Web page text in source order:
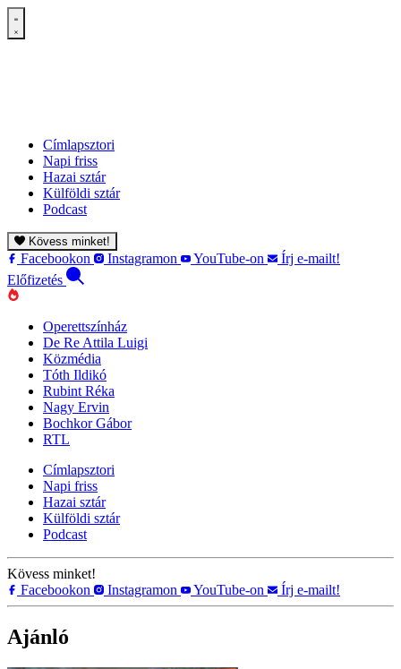
Címlapsztori
Napi friss
Hazai sztár
Külföldi sztár
Podcast
Kövess minket!
Facebookon Instagramon YouTube-on
Írj e-mailt!
Előfizetés
Operettszínház
De Re Attila Luigi
Közmédia
Tóth Ildikó
Rubint Réka
Nagy Ervin
Bochkor Gábor
RTL
Címlapsztori
Napi friss
Hazai sztár
Külföldi sztár
Podcast
Kövess minket!
Facebookon
Instagramon YouTube-on Írj e-mailt!
Ajánló